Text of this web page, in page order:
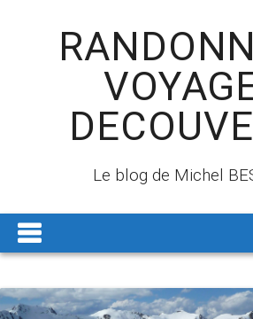
Le blog de Michel